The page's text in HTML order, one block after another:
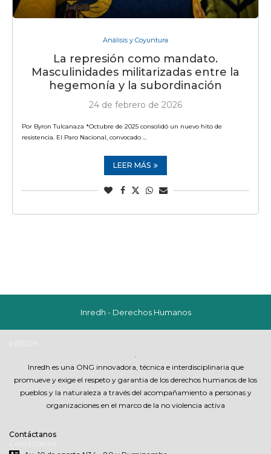
Análisis y Coyuntura
La represión como mandato.
Masculinidades militarizadas entre la
hegemonía y la subordinación
24 de febrero de 2026
Por Byron Tulcanaza *Octubre de 2025 consolidó un nuevo hito de
resistencia. El Paro Nacional, convocado …
LEER MÁS
Inredh - Derechos Humanos
Inredh es una ONG innovadora, técnica e interdisciplinaria que
promueve y exige el respeto y garantia de los derechos humanos de los
pueblos y la naturaleza a través del acompañamiento a personas y
organizaciones en el marco de la no violencia activa
Contáctanos